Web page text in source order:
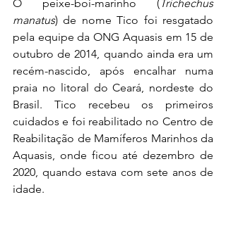
O peixe-boi-marinho (Trichechus
manatus) de nome Tico foi resgatado
pela equipe da ONG Aquasis em 15 de
outubro de 2014, quando ainda era um
recém-nascido, após encalhar numa
praia no litoral do Ceará, nordeste do
Brasil. Tico recebeu os primeiros
cuidados e foi reabilitado no Centro de
Reabilitação de Mamíferos Marinhos da
Aquasis, onde ficou até dezembro de
2020, quando estava com sete anos de
idade.